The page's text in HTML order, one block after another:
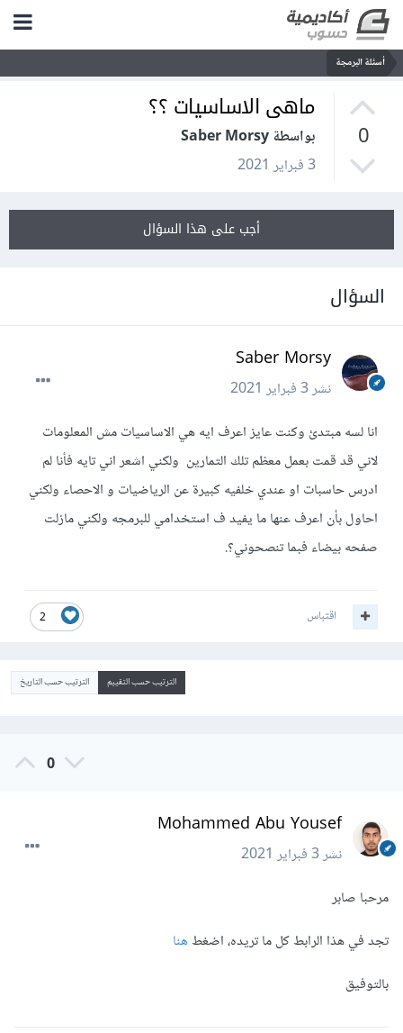
أسئلة البرمجة
0
ماهى الاساسيات ؟؟
بواسطة Saber Morsy
3 فبراير 2021
أجب على هذا السؤال
السؤال
Saber Morsy
نشر3 فبراير 2021
انا لسه مبتدئ وكنت عايز اعرف ايه هي الاساسيات مش المعلومات
لاني قد قمت بعمل معظم تلك التمارين ولكني اشعر اني تايه فأنا لم
ادرس حاسبات او عندي خلفيه كبيرة عن الرياضيات و الاحصاء ولكني
احاول بأن اعرف عنها ما يفيد ف استخدامي للبرمجه ولكني مازلت
صفحه بيضاء فبما تنصحوني؟.
2 اقتباس
الترتيب حسب التقييم الترتيب حسب التاريخ
0
Mohammed Abu Yousef
نشر3 فبراير 2021
مرحبا صابر
تجد في هذا الرابط كل ما تريده، اضغطهنا
بالتوفيق